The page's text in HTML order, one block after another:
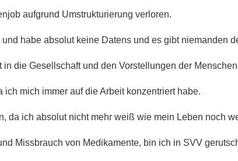
aufgrund Umstrukturierung verloren.
habe absolut keine Datens und es gibt niemanden
die Gesellschaft und den Vorstellungen der
mich immer auf die Arbeit konzentriert habe.
da ich absolut nicht mehr weiß wie mein Leben noch
Missbrauch von Medikamente, bin ich in SVV